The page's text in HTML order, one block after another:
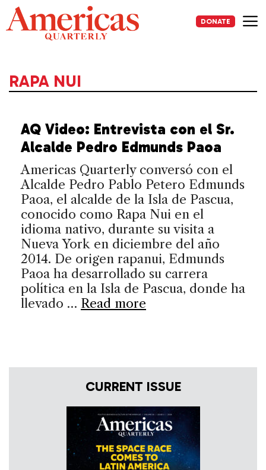
Skip
to
content
DONATE
RAPA NUI
AQ Video: Entrevista con el Sr.
Alcalde Pedro Edmunds Paoa
Americas Quarterly conversó con el
Alcalde Pedro Pablo Petero Edmunds
Paoa, el alcalde de la Isla de Pascua,
conocido como Rapa Nui en el
idioma nativo, durante su visita a
Nueva York en diciembre del año
2014. De origen rapanui, Edmunds
Paoa ha desarrollado su carrera
política en la Isla de Pascua, donde ha
llevado … Read more
CURRENT ISSUE